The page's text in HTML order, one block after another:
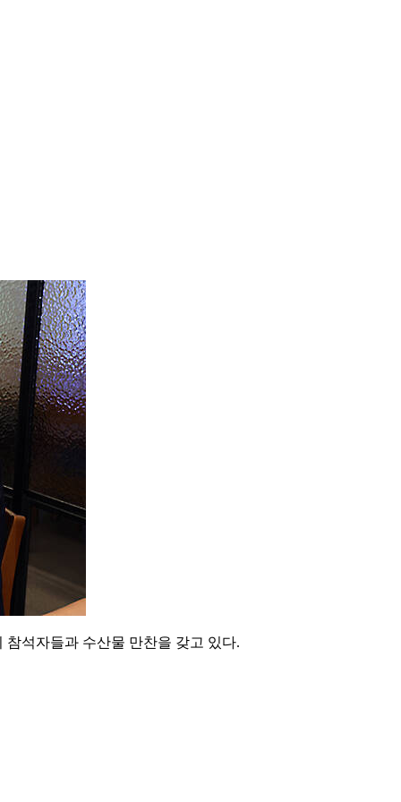
석자들과 수산물 만찬을 갖고 있다.